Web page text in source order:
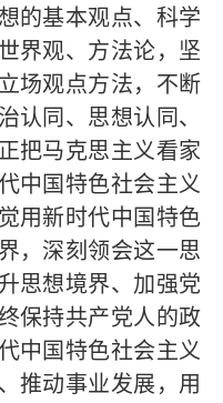
的基本观点、科学
界观、方法论，坚
场观点方法，不断
认同、思想认同、
把马克思主义看家
中国特色社会主义
用新时代中国特色
，深刻领会这一思
思想境界、加强党
保持共产党人的政
中国特色社会主义
推动事业发展，用